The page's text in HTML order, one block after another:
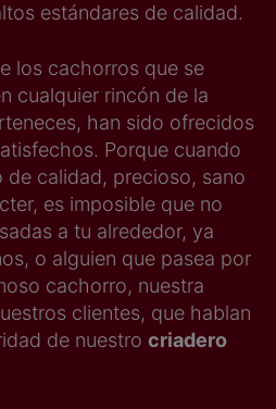
estándares de calidad.
los cachorros que se
cualquier rincón de la
han sido ofrecidos
Porque cuando
de calidad, precioso, sano
es imposible que no
a tu alrededor, ya
o alguien que pasea por
cachorro, nuestra
clientes, que hablan
de nuestro criadero